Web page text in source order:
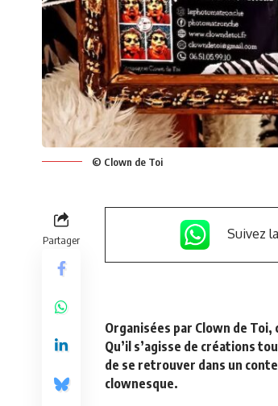
© Clown de Toi
Partager Suivez
Organisées par Clown de Toi,
Qu’il s’agisse de créations
de se retrouver dans un
clownesque.